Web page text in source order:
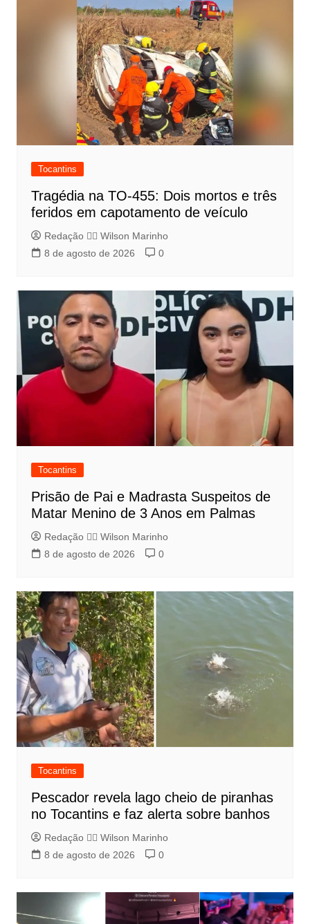
Tocantins
Tragédia na TO-455: Dois mortos e três
feridos em capotamento de veículo
Redação 👨‍⚖️​ Wilson Marinho
8 de agosto de 2026
0
Tocantins
Prisão de Pai e Madrasta Suspeitos de
Matar Menino de 3 Anos em Palmas
Redação 👨‍⚖️​ Wilson Marinho
8 de agosto de 2026
0
Tocantins
Pescador revela lago cheio de piranhas
no Tocantins e faz alerta sobre banhos
Redação 👨‍⚖️​ Wilson Marinho
8 de agosto de 2026
0